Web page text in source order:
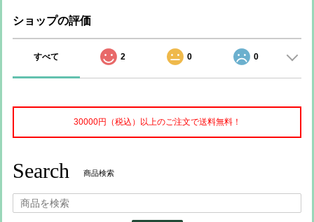
ショップの評価
すべて 2 0 0
30000円（税込）以上のご注文で送料無料！
Search 商品検索